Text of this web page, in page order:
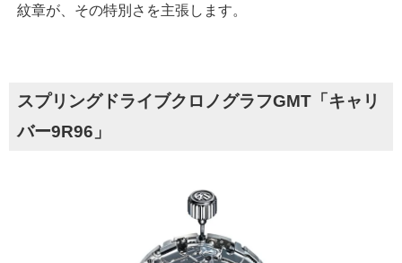
紋章が、その特別さを主張します。
スプリングドライブクロノグラフGMT「キャリ
バー9R96」